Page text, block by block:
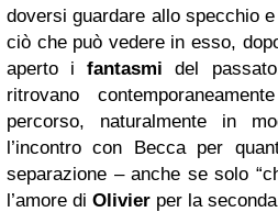
doversi guardare allo specchio
ciò che può vedere in esso,
aperto ifantasmi del
ritrovano
percorso, naturalmente in
l’incontro con Becca per
separazione – anche se solo
l’amore di Olivier per la